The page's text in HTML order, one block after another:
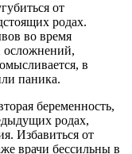
от
родах.
во время
осложнений,
в
паника.
беременность,
родах,
Избавиться от
врачи бессильны в